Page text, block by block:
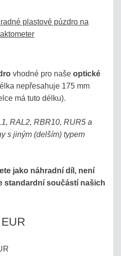
vhodné pro naše optické
nepřesahuje 175 mm
má tuto délku).
RAL2, RBR10, RUR5 a
s jiným (delším) typem
jako náhradní díl, není
standardní součástí našich